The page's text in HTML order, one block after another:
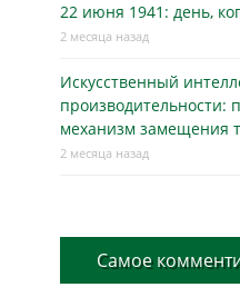
22 июня 1941: день,
2 месяца назад
Искусственный
производительности:
механизм замещения
2 месяца назад
Самое